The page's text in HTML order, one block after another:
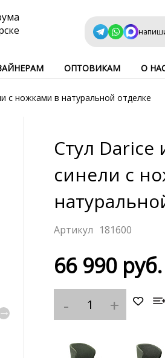
ОПТОВИКАМ О
с ножками в натуральной отделке
Стул Darice
синели с
181600
66 990